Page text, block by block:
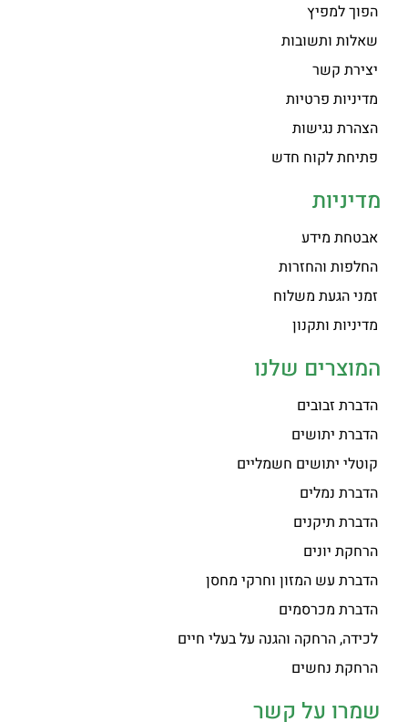
הפוך למפיץ
שאלות ותשובות
יצירת קשר
מדיניות פרטיות
הצהרת נגישות
פתיחת לקוח חדש
מדיניות
אבטחת מידע
החלפות והחזרות
זמני הגעת משלוח
מדיניות ותקנון
המוצרים שלנו
הדברת זבובים
הדברת יתושים
קוטלי יתושים חשמליים
הדברת נמלים
הדברת תיקנים
הרחקת יונים
הדברת עש המזון וחרקי מחסן
הדברת מכרסמים
לכידה, הרחקה והגנה על בעלי חיים
הרחקת נחשים
שמרו על קשר